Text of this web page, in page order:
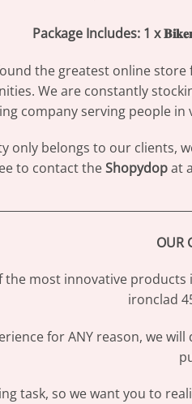
Package Includes: 1 x
the greatest online
We are constantly
company serving people
only belongs to our clients,
to contact theShopydopat
OUR
the most innovative
ironclad
for ANY reason, we
task, so we want you to